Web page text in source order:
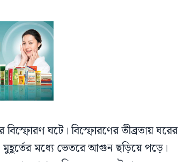
ঘটে। বিস্ফোরণের তীব্রতায় ঘরের
মধ্যে ভেতরে আগুন ছড়িয়ে পড়ে।